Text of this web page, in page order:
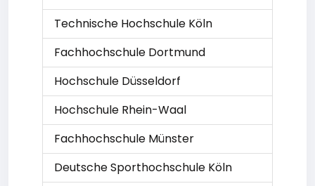
Technische Hochschule Köln
Fachhochschule Dortmund
Hochschule Düsseldorf
Hochschule Rhein-Waal
Fachhochschule Münster
Deutsche Sporthochschule Köln